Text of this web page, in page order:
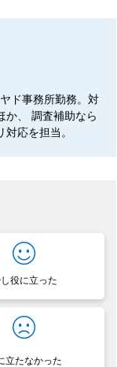
ド事務所勤務。対
か、 調査補助なら
応を担当。
役に立った
立たなかった